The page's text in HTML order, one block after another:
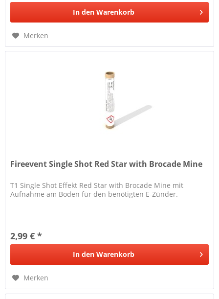
In den Warenkorb
Merken
Fireevent Single Shot Red Star with Brocade Mine
T1 Single Shot Effekt Red Star with Brocade Mine mit
Aufnahme am Boden für den benötigten E-Zünder.
2,99 € *
In den Warenkorb
Merken